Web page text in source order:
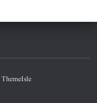
ThemeIsle